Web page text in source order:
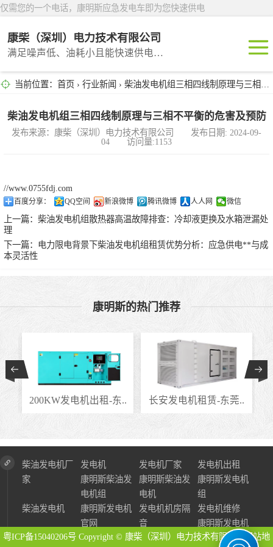
仅需您的一个电话，康明斯应急发电车即为您快速供电
康柴（深圳）电力技术有限公司
满足噪声低、油耗小且能快速供电的租赁产品
当前位置： 首页 › 行业新闻 › 柴油发电机组三相四线制原理与三相不平衡的危害及预防
柴油发电机组三相四线制原理与三相不平衡的危害及预防
发布来源：康柴（深圳）电力技术有限公司 发布日期: 2024-09-
04 访问量:1153
//www.0755fdj.com
百度分享： QQ空间 新浪微博 腾讯微博 人人网 微信
上一篇： 柴油发电机组散热器高温故障排查：冷却液更换及水箱泄漏处
理
下一篇： 电力限电背景下柴油发电机组租赁优势分析：应急供电**与成
本灵活性
康明斯的热门推荐
200KW发电机出租-东.. 长安发电机租赁-东莞..
柴油发电机厂
家
发电机 发电机厂家
发电机出租
康明斯柴油发
电机组
康明斯柴油发
电机
康明斯发电机
组
柴油发电机
康明斯发电机
官网
发电机机房隔
音
发电机维修
康明斯发电机
粤ICP备15040206号 Copyright © 康柴（深圳）电力技术有限公司 网站地
深圳租赁
东莞租赁
汕头租赁